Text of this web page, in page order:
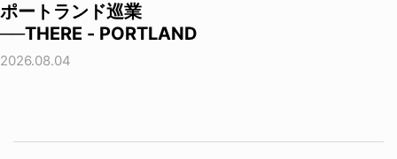
ポートランド巡業
──THERE - PORTLAND
2026.08.04